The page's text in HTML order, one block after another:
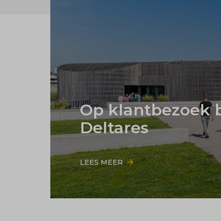
Op klantbezoek
Deltares
LEES MEER